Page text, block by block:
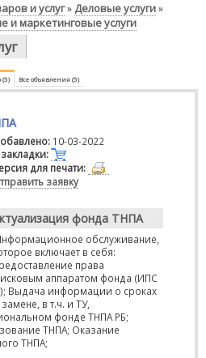
и услуг» Деловые услуги»
и маркетинговые услуги
(5) Все объявления (5)
10-03-2022
для печати:
заявку
фонда ТНПА
обслуживание,
включает в себя:
права
аппаратом фонда (ИПС
Выдача информации о сроках
в т.ч. и ТУ,
фонде ТНПА РБ;
ТНПА; Оказание
ТНПА;